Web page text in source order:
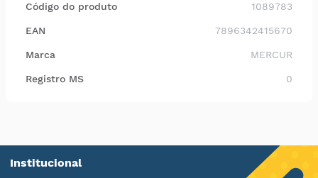
Código do produto 1089783
EAN 7896342415670
Marca MERCUR
Registro MS 0
Institucional